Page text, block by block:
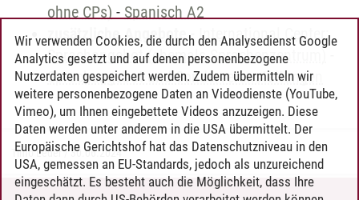
ohne CPs) - Spanisch A2
zusätzliche Angebote- International Center:
Sprachangebot (ehemals Sprachenzentrum)
Sprachangebot und Sonderveranstaltungen
Timo Leder/30.06.2024
Wir verwenden Cookies, die durch den Analysedienst Google
Analytics gesetzt und auf denen personenbezogene
Nutzerdaten gespeichert werden. Zudem übermitteln wir
weitere personenbezogene Daten an Videodienste (YouTube,
Vimeo), um Ihnen eingebettete Videos anzuzeigen. Diese
Daten werden unter anderem in die USA übermittelt. Der
Europäische Gerichtshof hat das Datenschutzniveau in den
USA, gemessen an EU-Standards, jedoch als unzureichend
eingeschätzt. Es besteht auch die Möglichkeit, dass Ihre